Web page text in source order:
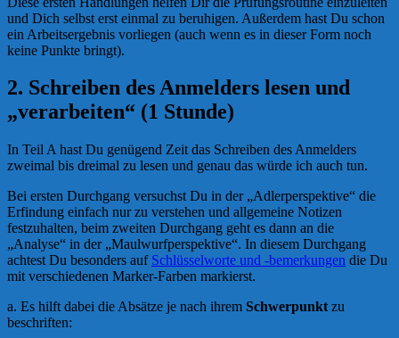
und Dich selbst erst einmal zu beruhigen. Außerdem hast Du schon
ein Arbeitsergebnis vorliegen (auch wenn es in dieser Form noch
keine Punkte bringt).
2. Schreiben des Anmelders lesen und
„verarbeiten“ (1 Stunde)
In Teil A hast Du genügend Zeit das Schreiben des Anmelders
zweimal bis dreimal zu lesen und genau das würde ich auch tun.
Bei ersten Durchgang versuchst Du in der „Adlerperspektive“ die
Erfindung einfach nur zu verstehen und allgemeine Notizen
festzuhalten, beim zweiten Durchgang geht es dann an die
„Analyse“ in der „Maulwurfperspektive“. In diesem Durchgang
achtest Du besonders auf Schlüsselworte und -bemerkungen die Du
mit verschiedenen Marker-Farben markierst.
a. Es hilft dabei die Absätze je nach ihrem Schwerpunkt zu
beschriften: